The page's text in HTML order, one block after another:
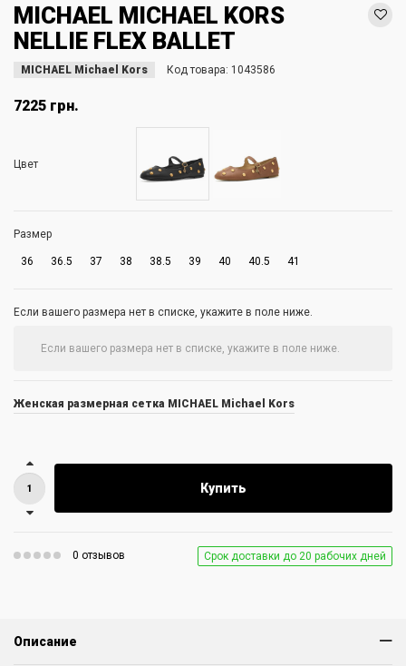
MICHAEL MICHAEL KORS
NELLIE FLEX BALLET
MICHAEL Michael Kors Код товара: 1043586
7225 грн.
Цвет
Размер
36 36.5 37 38 38.5 39 40 40.5 41
Если вашего размера нет в списке, укажите в поле ниже.
Женская размерная сетка MICHAEL Michael Kors
Купить
0 отзывов Срок доставки до 20 рабочих дней
Описание